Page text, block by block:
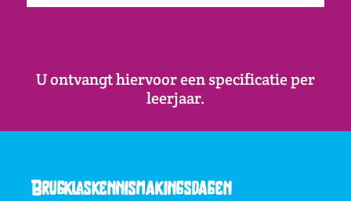
U ontvangt hiervoor een specificatie per
leerjaar.
Brugklaskennismakingsdagen